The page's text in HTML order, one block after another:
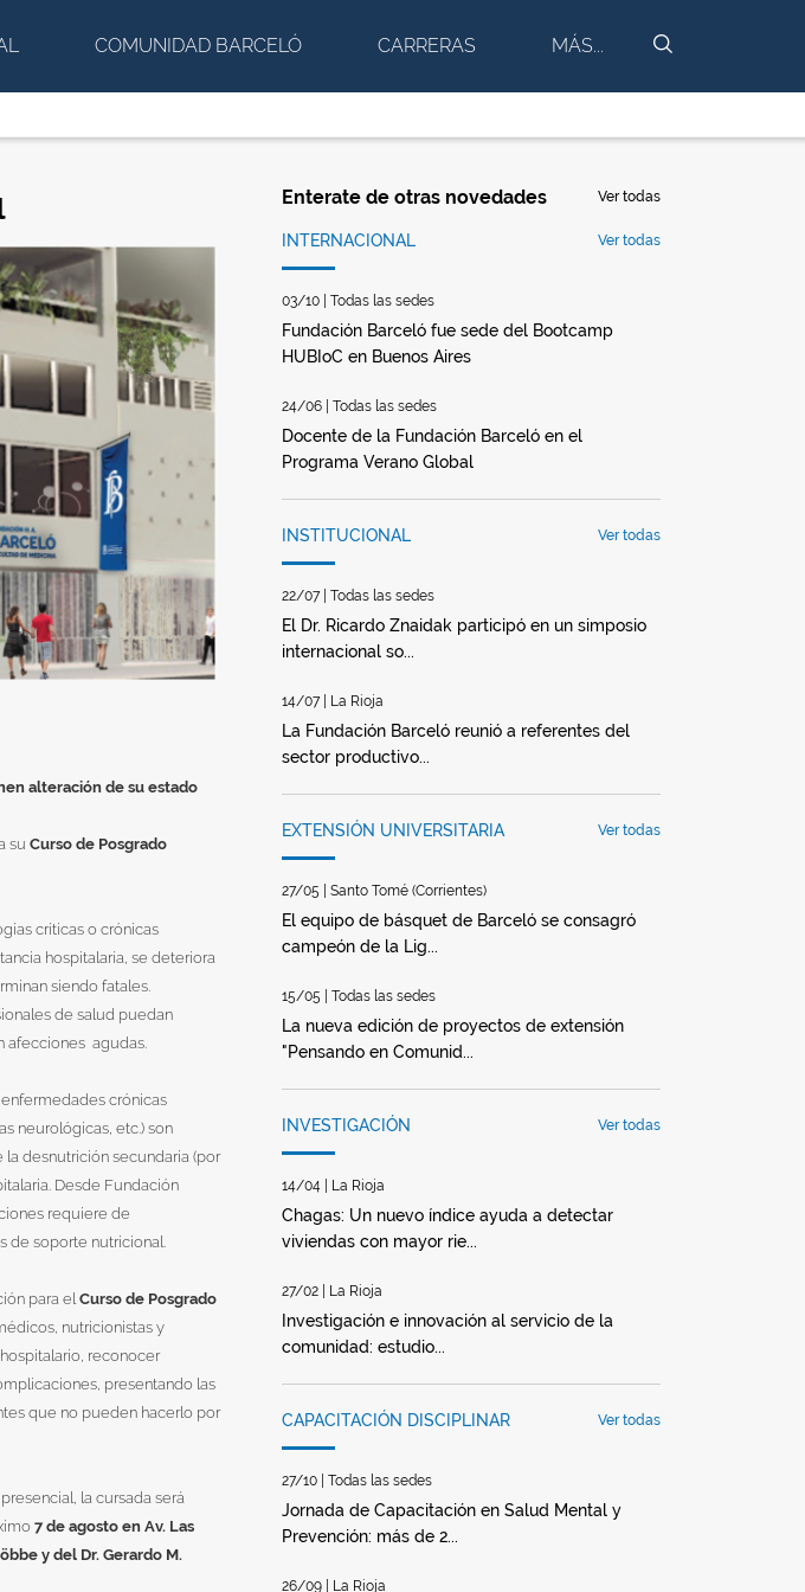
COMUNIDAD BARCELÓ CARRERAS MÁS... BUSCAR
alteración de su estado
su Curso de Posgrado
críticas o crónicas
hospitalaria, se deteriora
siendo fatales.
de salud puedan
afecciones agudas.
crónicas
neurológicas, etc.) son
desnutrición secundaria (por
Desde Fundación
requiere de
de soporte nutricional.
para elCurso de Posgrado
nutricionistas y
reconocer
presentando las
que no pueden hacerlo por
la cursada será
7 de agosto en Av. Las
y del Dr. Gerardo M.
Enterate de otras novedades Ver todas
INTERNACIONAL Ver todas
03/10 | Todas las sedes
Fundación Barceló fue sede del Bootcamp
HUBIoC en Buenos Aires
24/06 | Todas las sedes
Docente de la Fundación Barceló en el
Programa Verano Global
INSTITUCIONAL Ver todas
22/07 | Todas las sedes
El Dr. Ricardo Znaidak participó en un simposio
internacional so...
14/07 | La Rioja
La Fundación Barceló reunió a referentes del
sector productivo...
EXTENSIÓN UNIVERSITARIA Ver todas
27/05 | Santo Tomé (Corrientes)
El equipo de básquet de Barceló se consagró
campeón de la Lig...
15/05 | Todas las sedes
La nueva edición de proyectos de extensión
"Pensando en Comunid...
INVESTIGACIÓN Ver todas
14/04 | La Rioja
Chagas: Un nuevo índice ayuda a detectar
viviendas con mayor rie...
27/02 | La Rioja
Investigación e innovación al servicio de la
comunidad: estudio...
CAPACITACIÓN DISCIPLINAR Ver todas
27/10 | Todas las sedes
Jornada de Capacitación en Salud Mental y
Prevención: más de 2...
26/09 | La Rioja